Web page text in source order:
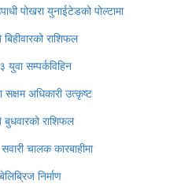
पोखरा युनाईटेडको पोल्टामा
राशिफल
युवा सम्पर्कविहिन
सक्षम अधिकारी उत्कृष्ट
राशिफल
चालक कारबाहीमा
निर्माण